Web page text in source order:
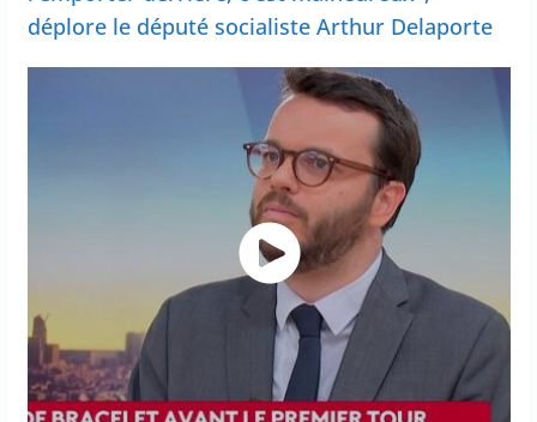
déplore le député socialiste Arthur Delaporte